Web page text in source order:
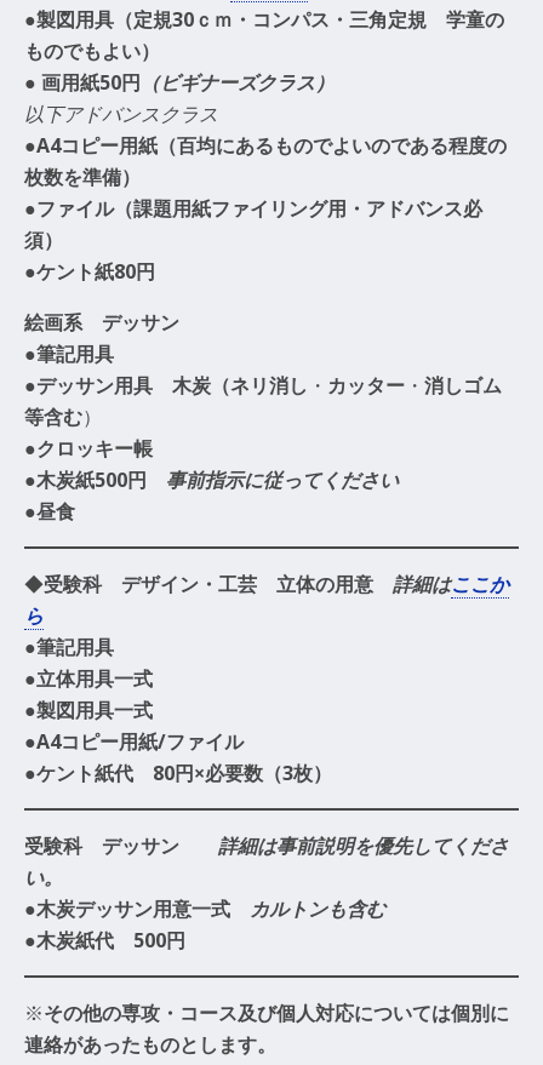
●製図用具（定規30ｃｍ・コンパス・三角定規 学童の
ものでもよい）
● 画用紙50円 （ビギナーズクラス）
以下アドバンスクラス
●A4コピー用紙（百均にあるものでよいのである程度の
枚数を準備）
●ファイル（課題用紙ファイリング用・アドバンス必
須）
●ケント紙80円
絵画系 デッサン
●筆記用具
●デッサン用具 木炭（ネリ消し ・ カッター ・ 消しゴム
等含む）
●クロッキー帳
●木炭紙500円
事前指示に従ってください
●昼食
◆受験科 デザイン・工芸 立体の用意 詳細はここか
ら
●筆記用具
●立体用具一式
●製図用具一式
●A4コピー用紙/ファイル
●ケント紙代 80円×必要数（3枚）
受験科 デッサン 詳細は事前説明を優先してくださ
い。
●木炭デッサン用意一式
カルトンも含む
●木炭紙代
500円
※その他の専攻・コース及び個人対応については個別に
連絡があったものとします。